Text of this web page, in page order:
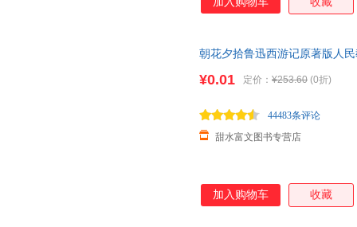
朝花夕拾鲁迅西游记原著版人
¥0.01 定价： ¥253.60 (0折)
甜水富文图书专营店
44483条评论
加入购物车 收藏